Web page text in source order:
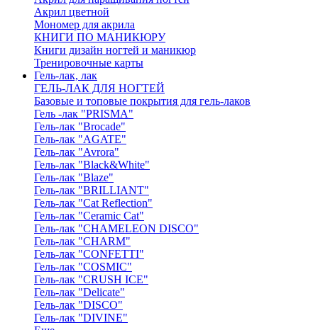
Акрил цветной
Мономер для акрила
КНИГИ ПО МАНИКЮРУ
Книги дизайн ногтей и маникюр
Тренировочные карты
Гель-лак, лак
ГЕЛЬ-ЛАК ДЛЯ НОГТЕЙ
Базовые и топовые покрытия для гель-лаков
Гель -лак "PRISMA"
Гель-лак "Brocade"
Гель-лак "AGATE"
Гель-лак "Avrora"
Гель-лак "Black&White"
Гель-лак "Blaze"
Гель-лак "BRILLIANT"
Гель-лак "Cat Reflection"
Гель-лак "Ceramic Cat"
Гель-лак "CHAMELEON DISCO"
Гель-лак "CHARM"
Гель-лак "CONFETTI"
Гель-лак "COSMIC"
Гель-лак "CRUSH ICE"
Гель-лак "Delicate"
Гель-лак "DISCO"
Гель-лак "DIVINE"